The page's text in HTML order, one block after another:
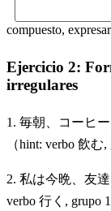
compuesto,
Ejercicio 2:
irregulares
1. 毎朝、コーヒ
（hint: verbo 飲む,
2. 私は今晩、友
verbo 行く, grupo